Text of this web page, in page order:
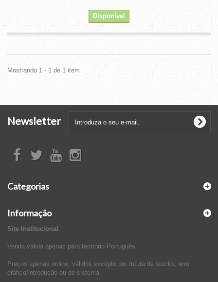
Disponível
Mostrando 1 - 1 de 1 item
Newsletter
Categorias
Informação
Site Institucional
Venda válida apenas para território Português
Preços apenas online, válidos excepto por rutura de stocks, erro
gráfico/introdução ou de sistema.